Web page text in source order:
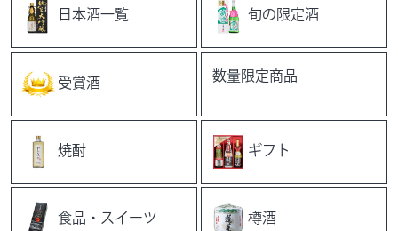
日本酒一覧 旬の限定酒
受賞酒 数量限定商品
焼酎 ギフト
食品・スイーツ 樽酒